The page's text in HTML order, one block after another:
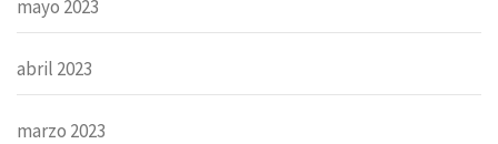
mayo 2023
abril 2023
marzo 2023